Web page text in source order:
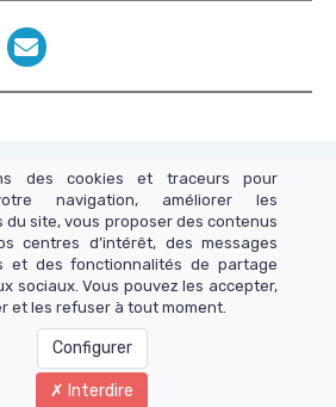
(Aidez-moi à faire connaître ma
20% de commissions sur chaque
des cookies et traceurs pour
navigation, améliorer les
du site, vous proposer des contenus
centres d’intérêt, des messages
et des fonctionnalités de partage
sociaux. Vous pouvez les accepter,
et les refuser à tout moment.
Configurer
Interdire